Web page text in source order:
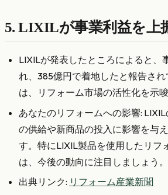
5. LIXILが事業利益を上
LIXILが発表したところによると、
れ、385億円で着地したと報告さ
は、リフォーム市場の活性化を示唆
あなたのリフォームへの影響:
の供給や新商品の投入に影響を与
す。特にLIXIL製品を使用したリフ
は、今後の動向に注目しましょう。
出典リンク: リフォーム産業新聞